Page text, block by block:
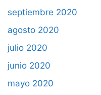
septiembre 2020
agosto 2020
julio 2020
junio 2020
mayo 2020